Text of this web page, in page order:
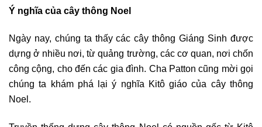
Ý nghĩa của cây thông Noel
Ngày nay, chúng ta thấy các cây thông Giáng Sinh được
dựng ở nhiều nơi, từ quảng trường, các cơ quan, nơi chốn
công cộng, cho đến các gia đình. Cha Patton cũng mời gọi
chúng ta khám phá lại ý nghĩa Kitô giáo của cây thông
Noel.